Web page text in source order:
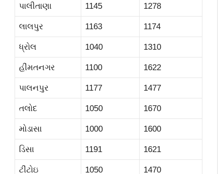
પાલીતાણા 1145 1278
લાલપુર 1163 1174
ધ્રોલ 1040 1310
હીંમતનગર 1100 1622
પાલનપુર 1177 1477
તલોદ 1050 1670
મોડાસા 1000 1600
ડિસા 1191 1621
ટીંટોઇ 1050 1470